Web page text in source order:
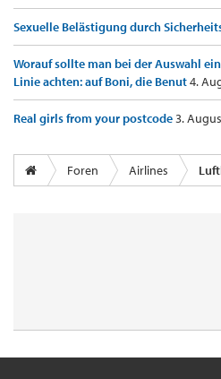
Sexuelle Belästigung durch
Worauf sollte man bei der Auswahl
Linie achten: auf Boni, die Benut4.
Real girls from your postcode3.
Foren Airlines